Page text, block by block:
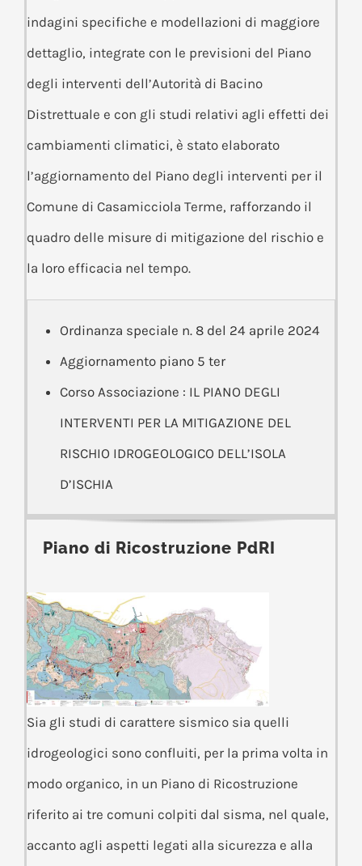
indagini specifiche e modellazioni di maggiore
dettaglio, integrate con le previsioni del Piano
degli interventi dell’Autorità di Bacino
Distrettuale e con gli studi relativi agli effetti dei
cambiamenti climatici, è stato elaborato
l’aggiornamento del Piano degli interventi per il
Comune di Casamicciola Terme, rafforzando il
quadro delle misure di mitigazione del rischio e
la loro efficacia nel tempo.
Ordinanza speciale n. 8 del 24 aprile 2024
Aggiornamento piano 5 ter
Corso Associazione : IL PIANO DEGLI
INTERVENTI PER LA MITIGAZIONE DEL
RISCHIO IDROGEOLOGICO DELL’ISOLA
D’ISCHIA
Piano di Ricostruzione PdRI
Sia gli studi di carattere sismico sia quelli
idrogeologici sono confluiti, per la prima volta in
modo organico, in un Piano di Ricostruzione
riferito ai tre comuni colpiti dal sisma, nel quale,
accanto agli aspetti legati alla sicurezza e alla